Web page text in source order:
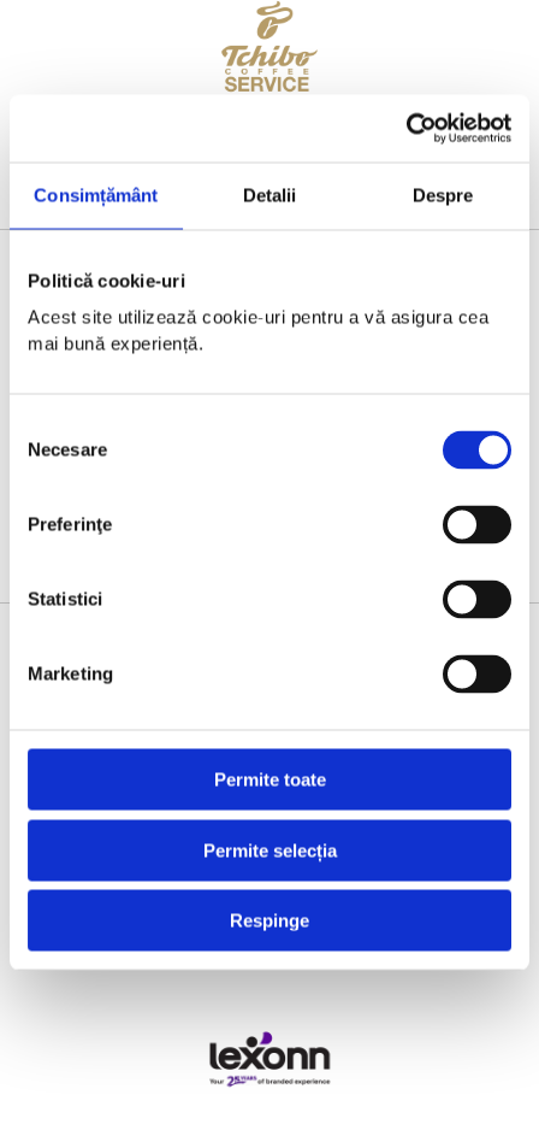
Consimțământ Detalii Despre
Politică cookie-uri
Acest site utilizează cookie-uri pentru a vă asigura cea
mai bună experiență.
consimțământului
Necesare
Preferinţe
Statistici
Marketing
Permite toate
Permite selecția
Respinge
BRONZE PARTNER